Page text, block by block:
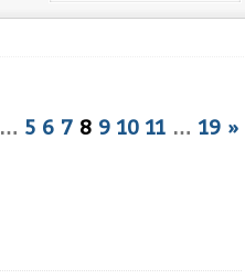
… 5 6 7 8 9 10 11 … 19 »